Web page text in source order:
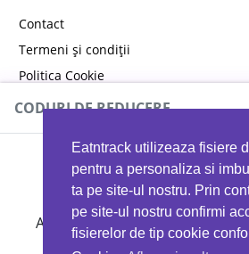
Eatntrack utilizeaza fisiere
pentru a personaliza si
ta pe site-ul nostru. Prin
pe site-ul nostru confirmi
fisierelor de tip cookie
Contact
Termeni și condiții
Politica Cookie
Politica de confidențialitate
CODURI DE REDUCERE
Ai 40%reducere la orice
EATTRACK